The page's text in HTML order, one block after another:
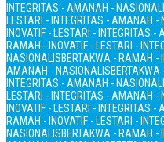
INTEGRITAS - AMANAH -
LESTARI - INTEGRITAS - AMANAH -
INOVATIF - LESTARI - INTEGRITAS
RAMAH - INOVATIF - LESTARI -
NASIONALISBERTAKWA - RAMAH -
AMANAH - NASIONALIS
INTEGRITAS - AMANAH -
LESTARI - INTEGRITAS - AMANAH -
INOVATIF - LESTARI - INTEGRITAS
RAMAH - INOVATIF - LESTARI -
NASIONALISBERTAKWA - RAMAH -